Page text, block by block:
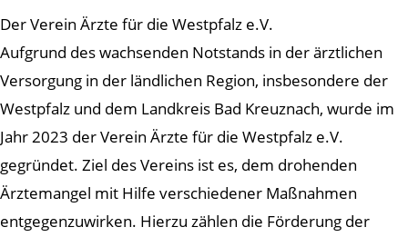
Der Verein Ärzte für die Westpfalz e.V.
Aufgrund des wachsenden Notstands in der ärztlichen
Versorgung in der ländlichen Region, insbesondere der
Westpfalz und dem Landkreis Bad Kreuznach, wurde im
Jahr 2023 der Verein Ärzte für die Westpfalz e.V.
gegründet. Ziel des Vereins ist es, dem drohenden
Ärztemangel mit Hilfe verschiedener Maßnahmen
entgegenzuwirken. Hierzu zählen die Förderung der